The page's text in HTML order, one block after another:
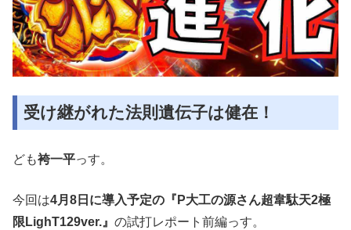
受け継がれた法則遺伝子は健在！
ども袴一平っす。
今回は4月8日に導入予定の『P大工の源さん超韋駄天2極
限LighT129ver.』 の試打レポート前編っす。